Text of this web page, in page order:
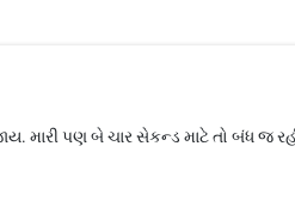
મારી પણ બે ચાર સેકન્ડ માટે તો બંધ જ